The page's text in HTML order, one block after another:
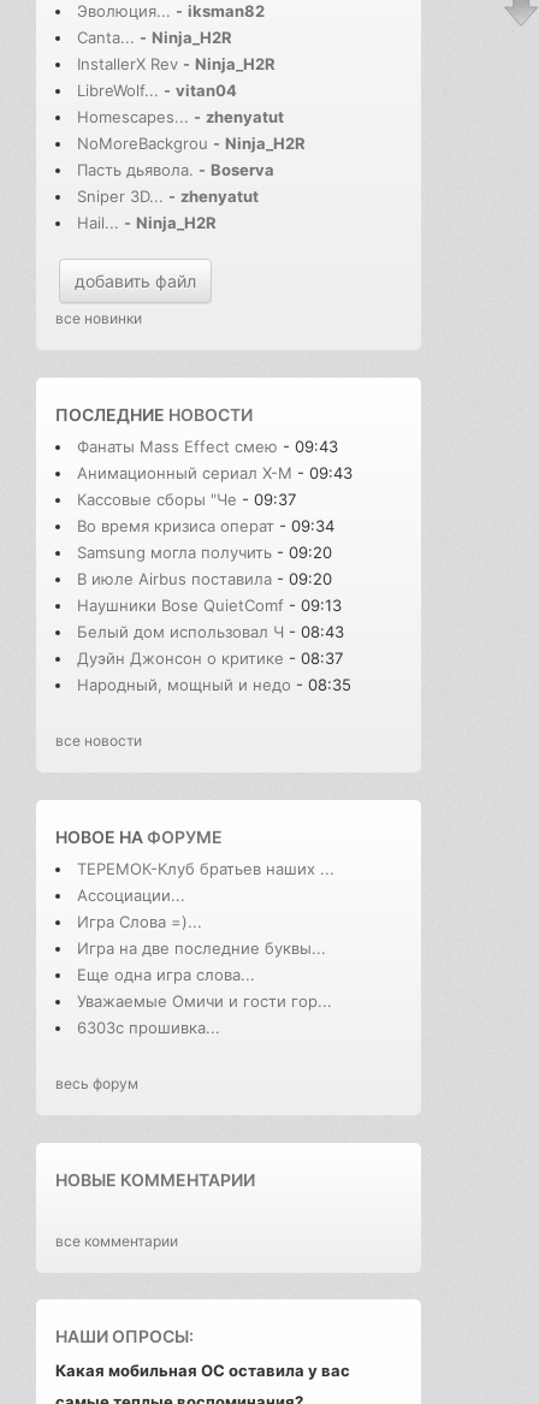
Эволюция... - iksman82
Canta... - Ninja_H2R
InstallerX Rev - Ninja_H2R
LibreWolf... - vitan04
Homescapes... - zhenyatut
NoMoreBackgrou - Ninja_H2R
Пасть дьявола. - Boserva
Sniper 3D... - zhenyatut
Hail... - Ninja_H2R
добавить файл
все новинки
ПОСЛЕДНИЕ НОВОСТИ
Фанаты Mass Effect смею - 09:43
Анимационный сериал X-M - 09:43
Кассовые сборы "Че - 09:37
Во время кризиса операт - 09:34
Samsung могла получить - 09:20
В июле Airbus поставила - 09:20
Наушники Bose QuietComf - 09:13
Белый дом использовал Ч - 08:43
Дуэйн Джонсон о критике - 08:37
Народный, мощный и недо - 08:35
все новости
НОВОЕ НАФОРУМЕ
ТЕРЕМОК-Клуб братьев наших ...
Ассоциации...
Игра Слова =)...
Игра на две последние буквы...
Еще одна игра слова...
Уважаемые Омичи и гости гор...
6303с прошивка...
весь форум
НОВЫЕ КОММЕНТАРИИ
все комментарии
НАШИ ОПРОСЫ:
Какая мобильная ОС оставила у вас